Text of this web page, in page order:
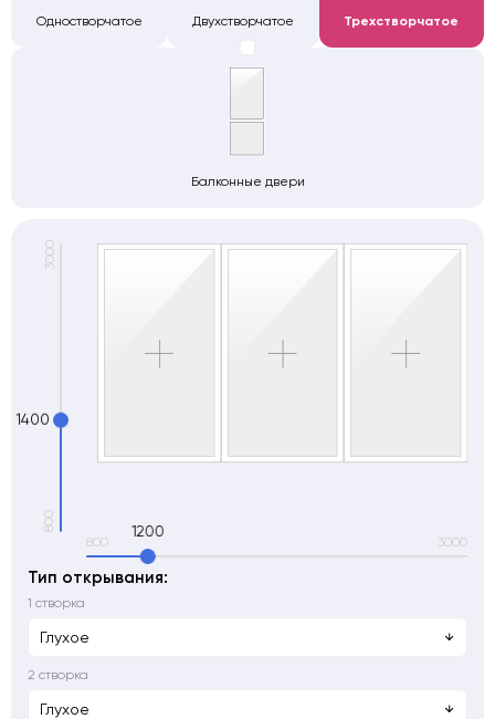
Одностворчатое Двухстворчатое Трехстворчатое
Балконные двери
1200
1400
Тип открывания:
1 створка
Глухое
2 створка
Глухое